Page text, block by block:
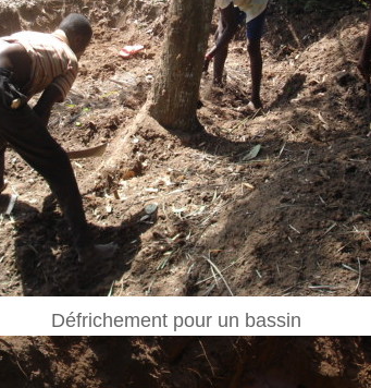
Défrichement pour un bassin